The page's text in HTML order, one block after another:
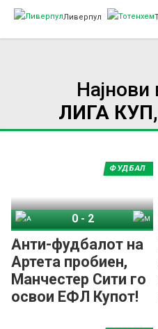
Ливерпул
Најнови
ЛИГА
Анти-фудбалот на
Артета пробиен,
Манчестер Сити го
освои ЕФЛ Купот!
ФУДБАЛ
0- 2